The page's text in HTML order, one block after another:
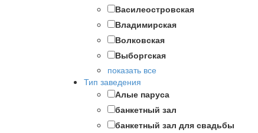
Василеостровская
Владимирская
Волковская
Выборгская
показать все
Тип заведения
Алые паруса
банкетный зал
банкетный зал для свадьбы